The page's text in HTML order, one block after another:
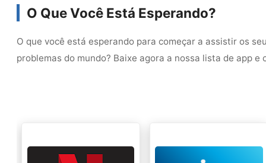
O Que Você Está Esperando?
O que você está esperando para começar a assistir os
problemas do mundo? Baixe agora a nossa lista de app e